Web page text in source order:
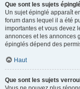
Que sont les sujets
Un sujet épinglé apparaît
forum dans lequel il a été
importantes et vous devez
annonces et les annonces
épinglés dépend des
Haut
Que sont les sujets